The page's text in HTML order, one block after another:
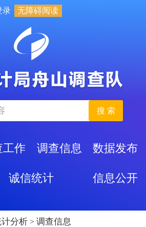
录 无障碍阅读
搜 索
工作 调查信息 数据发布
诚信统计 信息公开
分析 > 调查信息